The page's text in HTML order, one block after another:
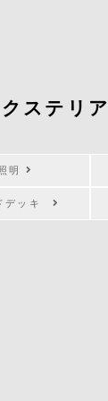
ステリア
明
デッキ